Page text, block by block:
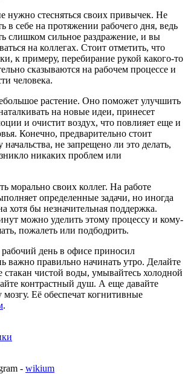
нужно стесняться своих привычек. Не
в себе на протяжении рабочего дня, ведь
слишком сильное раздражение, и вы
на коллегах. Стоит отметить, что
к примеру, перебирание рукой какого-то
сказываются на рабочем процессе и
человека.
растение. Оно поможет улучшить
на новые идеи, принесет
и очистит воздух, что повлияет еще и
Конечно, предварительно стоит
начальства, не запрещено ли это делать,
никаких проблем или
морально своих коллег. На работе
определенные задачи, но иногда
бы незначительная поддержка.
можно уделить этому процессу и кому-
пожалеть или подбодрить.
день в офисе приносил
важно правильно начинать утро. Делайте
стакан чистой воды, умывайтесь холодной
контрастный душ. А еще давайте
мозгу. Её обеспечат когнитивные
.
- wikium